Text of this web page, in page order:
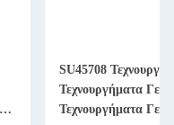
SU45708
Τεχνουργήματα
Τεχνουργήματα